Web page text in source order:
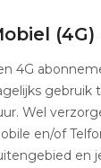
4G
gebruik
Wel
en/of
en